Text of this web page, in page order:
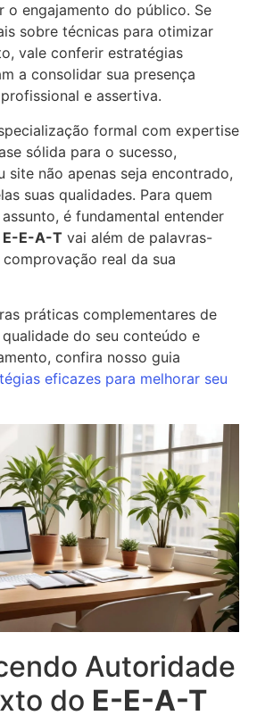
o engajamento do público. Se
sobre técnicas para otimizar
vale conferir estratégias
a consolidar sua presença
e assertiva.
formal com expertise
sólida para o sucesso,
site não apenas seja encontrado,
suas qualidades. Para quem
é fundamental entender
E-E-A-T vai além de palavras-
real da sua
práticas complementares de
qualidade do seu conteúdo e
confira nosso guia
eficazes para melhorar seu
Autoridade
do E-E-A-T